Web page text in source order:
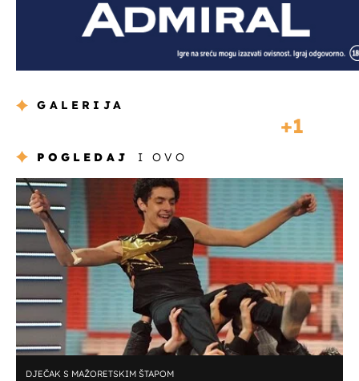
GALERIJA
1
POGLEDAJ I OVO
DJEČAK S MAŽORETSKIM ŠTAPOM